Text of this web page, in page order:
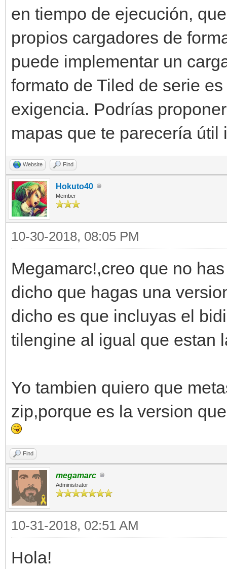
en tiempo de ejecución,
propios cargadores de
puede implementar un
formato de Tiled de serie
exigencia. Podrías
mapas que te parecería útil
Website Find
Hokuto40
Member
10-30-2018, 08:05 PM
Megamarc!,creo que no
dicho que hagas una
dicho es que incluyas el
tilengine al igual que estan
Yo tambien quiero que
zip,porque es la version
Find
megamarc
Administrator
10-31-2018, 02:51 AM
Hola!